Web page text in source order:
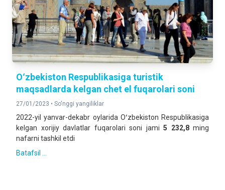
Oʻzbekiston Respublikasiga turistik
maqsadlarda kelgan chet el fuqarolari soni
27/01/2023 • So'nggi yangiliklar
2022-yil yanvar-dekabr oylarida Oʻzbekiston Respublikasiga
kelgan xorijiy davlatlar fuqarolari soni jami 5 232,8ming
nafarni tashkil etdi
Batafsil ...